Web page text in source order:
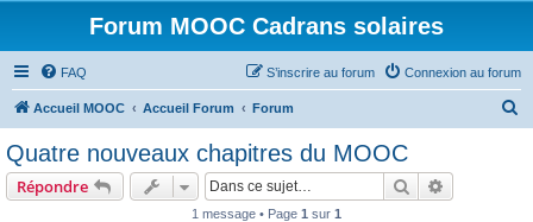
Forum MOOC Cadrans solaires
FAQ Connexion au forum
S’inscrire au forum
Accueil MOOC Accueil Forum Forum
Quatre nouveaux chapitres du MOOC
Répondre Rechercher
1 message • Page 1 sur 1